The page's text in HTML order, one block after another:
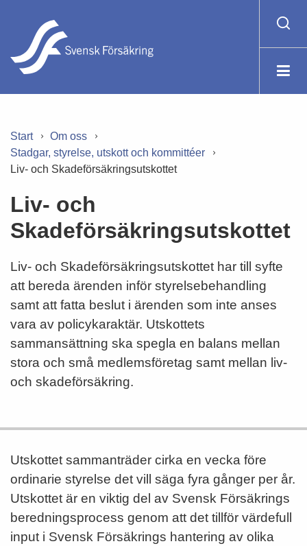
Start
Om oss
Stadgar, styrelse, utskott och kommittéer
Liv- och Skadeförsäkringsutskottet
Liv- och
Skadeförsäkringsutskottet
Liv- och Skadeförsäkringsutskottet har till syfte
att bereda ärenden inför styrelsebehandling
samt att fatta beslut i ärenden som inte anses
vara av policykaraktär. Utskottets
sammansättning ska spegla en balans mellan
stora och små medlemsföretag samt mellan liv-
och skadeförsäkring.
Utskottet sammanträder cirka en vecka före
ordinarie styrelse det vill säga fyra gånger per år.
Utskottet är en viktig del av Svensk Försäkrings
beredningsprocess genom att det tillför värdefull
input i Svensk Försäkrings hantering av olika